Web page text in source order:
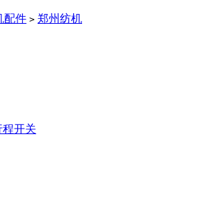
配件 > 郑州纺机
程开关